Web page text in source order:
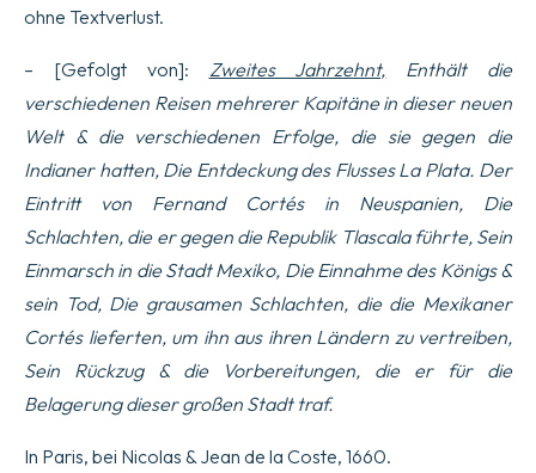
ohne Textverlust.
– [Gefolgt von]: Zweites Jahrzehnt, Enthält die
verschiedenen Reisen mehrerer Kapitäne in dieser neuen
Welt & die verschiedenen Erfolge, die sie gegen die
Indianer hatten, Die Entdeckung des Flusses La Plata. Der
Eintritt von Fernand Cortés in Neuspanien, Die
Schlachten, die er gegen die Republik Tlascala führte, Sein
Einmarsch in die Stadt Mexiko, Die Einnahme des Königs &
sein Tod, Die grausamen Schlachten, die die Mexikaner
Cortés lieferten, um ihn aus ihren Ländern zu vertreiben,
Sein Rückzug & die Vorbereitungen, die er für die
Belagerung dieser großen Stadt traf.
In Paris, bei Nicolas & Jean de la Coste, 1660.